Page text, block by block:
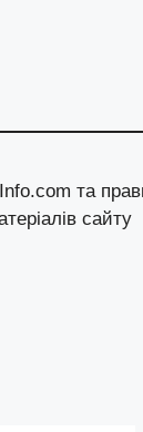
та
сайту